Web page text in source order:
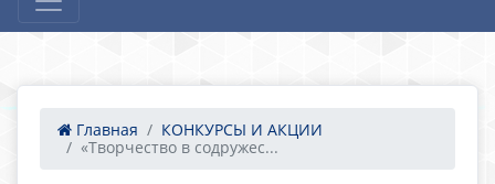
Главная
КОНКУРСЫ И АКЦИИ
«Творчество в содружес...